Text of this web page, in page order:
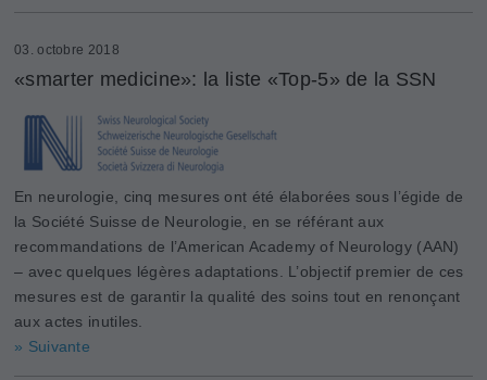
03. octobre 2018
«smarter medicine»: la liste «Top-5» de la SSN
En neurologie, cinq mesures ont été élaborées sous l’égide de
la Société Suisse de Neurologie, en se référant aux
recommandations de l’American Academy of Neurology (AAN)
– avec quelques légères adaptations. L’objectif premier de ces
mesures est de garantir la qualité des soins tout en renonçant
aux actes inutiles.
» Suivante